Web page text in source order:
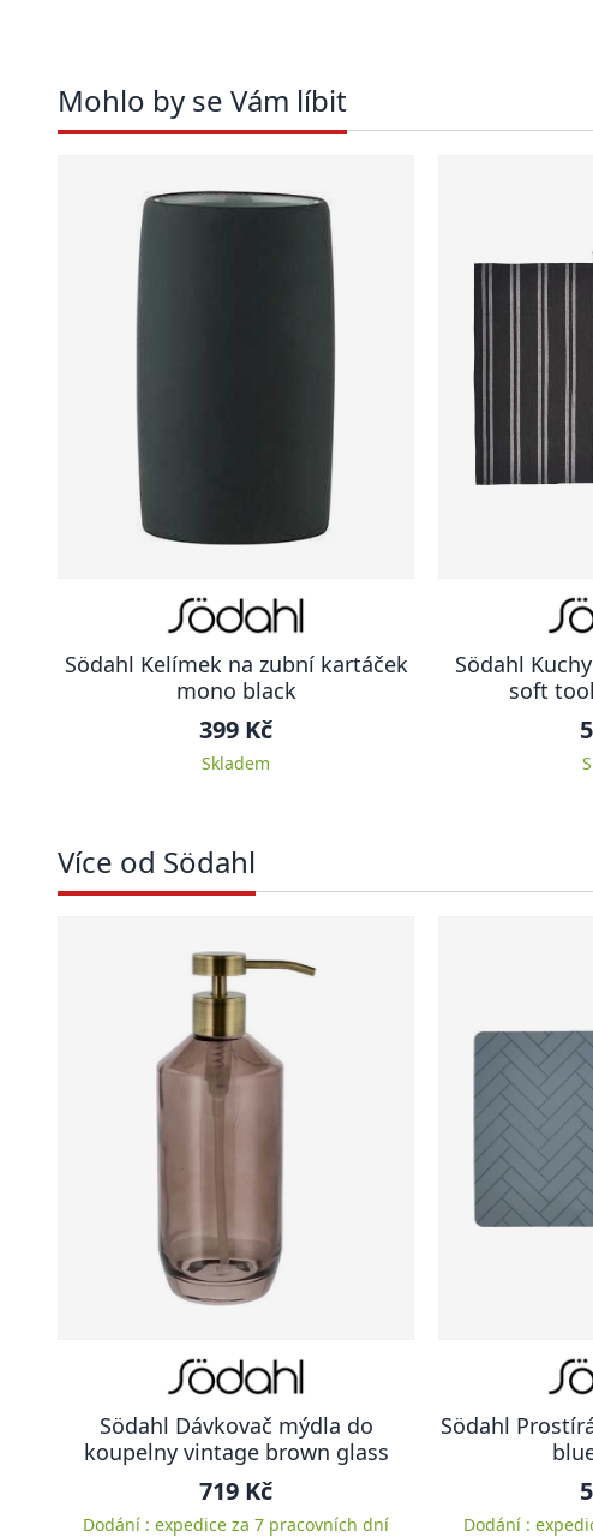
Mohlo by se Vám líbit
Södahl Kelímek na zubní kartáček
mono black
399 Kč
Skladem
Södahl
soft
Více od Södahl
Södahl Dávkovač mýdla do
koupelny vintage brown glass
719 Kč
Dodání : expedice za 7 pracovních dní
Södahl
Dodání :